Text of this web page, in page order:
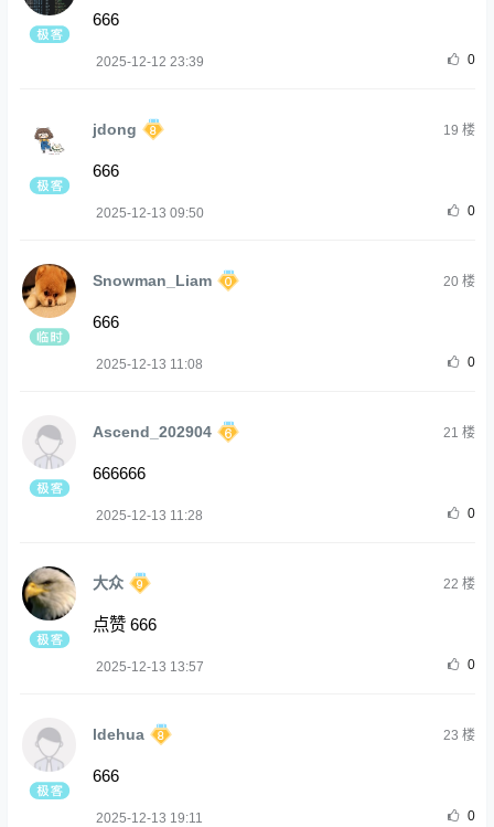
666
2025-12-12 23:39 0
jdong 19 楼
666
2025-12-13 09:50 0
Snowman_Liam 20楼
666
2025-12-13 11:08 0
Ascend_202904 21 楼
666666
2025-12-13 11:28 0
大众 22 楼
点赞 666
2025-12-13 13:57 0
ldehua 23 楼
666
2025-12-13 19:11 0